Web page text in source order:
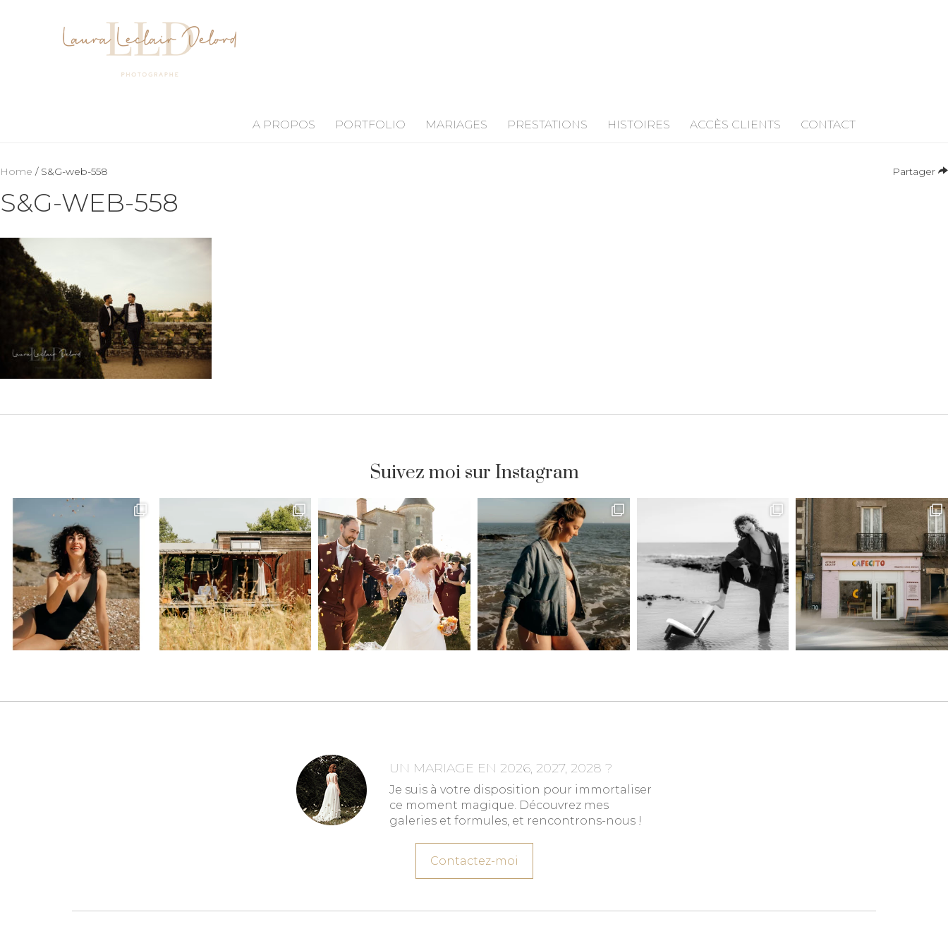
A PROPOS PORTFOLIO MARIAGES PRESTATIONS HISTOIRES ACCÈS CLIENTS CONTACT
Partager
Home / S&G-web-558
S&G-WEB-558
Suivez moi sur Instagram
UN MARIAGE EN 2026, 2027, 2028 ?
Je suis à votre disposition pour immortaliser
ce moment magique. Découvrez mes
galeries et formules, et rencontrons-nous !
Contactez-moi